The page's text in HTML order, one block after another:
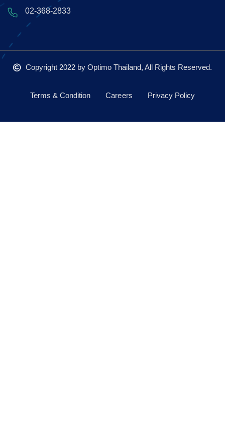
02-368-2833
Copyright 2022 by Optimo Thailand, All Rights Reserved.
Terms & Condition Careers Privacy Policy